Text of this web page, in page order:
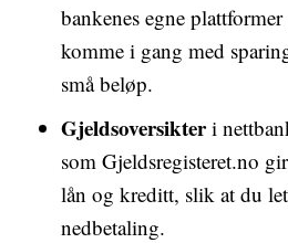
bankenes egne
komme i gang med
små beløp.
Gjeldsoversikteri
som Gjeldsregisteret.no
lån og kreditt, slik at du
nedbetaling.